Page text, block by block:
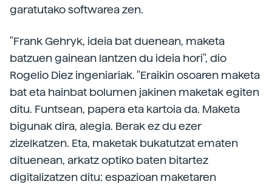
garatutako softwarea zen.
"Frank Gehryk, ideia bat duenean, maketa
batzuen gainean lantzen du ideia hori", dio
Rogelio Diez ingeniariak. "Eraikin osoaren maketa
bat eta hainbat bolumen jakinen maketak egiten
ditu. Funtsean, papera eta kartoia da. Maketa
bigunak dira, alegia. Berak ez du ezer
zizelkatzen. Eta, maketak bukatutzat ematen
dituenean, arkatz optiko baten bitartez
digitalizatzen ditu: espazioan maketaren